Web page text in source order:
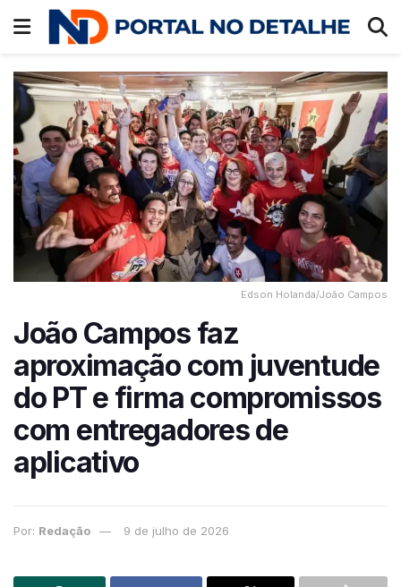
Edson Holanda/João Campos
João Campos faz
aproximação com juventude
do PT e firma compromissos
com entregadores de
aplicativo
Por: Redação 9 de julho de 2026